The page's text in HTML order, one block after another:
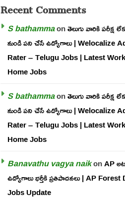
Recent Comments
S bathammaonతెలుగు వారికి పరీక్ష
నుండి పని చేసే ఉద్యోగాలు | Welocalize
Rater – Telugu Jobs | Latest
Home Jobs
S bathammaonతెలుగు వారికి పరీక్ష
నుండి పని చేసే ఉద్యోగాలు | Welocalize
Rater – Telugu Jobs | Latest
Home Jobs
Banavathu vagya naikonAP
ఉద్యోగాలు భర్తీకి ప్రతిపాదనలు | AP
Jobs Update